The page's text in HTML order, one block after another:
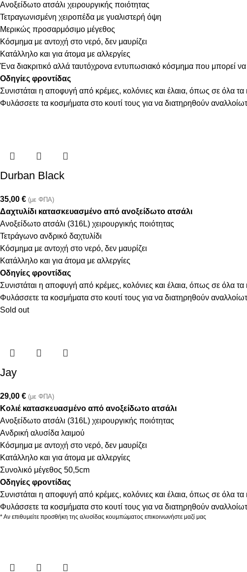
Ανοξείδωτο ατσάλι χειρουργικής ποιότητας
Τετραγωνισμένη χειροπέδα με γυαλιστερή όψη
Μερικώς προσαρμόσιμο μέγεθος
Κόσμημα με αντοχή στο νερό, δεν μαυρίζει
Κατάλληλο και για άτομα με αλλεργίες
Ένα διακριτικό αλλά ταυτόχρονα εντυπωσιακό κόσμημα που μπορεί να
Οδηγίες φροντίδας
Συνιστάται η αποφυγή από κρέμες, κολόνιες και έλαια, όπως σε όλα
Φυλάσσετε τα κοσμήματα στο κουτί τους για να διατηρηθούν
Durban Black
35,00 € (με ΦΠΑ)
Δαχτυλίδι κατασκευασμένο από ανοξείδωτο ατσάλι
Ανοξείδωτο ατσάλι (316L) χειρουργικής ποιότητας
Τετράγωνο ανδρικό δαχτυλίδι
Κόσμημα με αντοχή στο νερό, δεν μαυρίζει
Κατάλληλο και για άτομα με αλλεργίες
Οδηγίες φροντίδας
Συνιστάται η αποφυγή από κρέμες, κολόνιες και έλαια, όπως σε όλα
Φυλάσσετε τα κοσμήματα στο κουτί τους για να διατηρηθούν
Sold out
Jay
29,00 € (με ΦΠΑ)
Κολιέ κατασκευασμένο από ανοξείδωτο ατσάλι
Ανοξείδωτο ατσάλι (316L) χειρουργικής ποιότητας
Ανδρική αλυσίδα λαιμού
Κόσμημα με αντοχή στο νερό, δεν μαυρίζει
Κατάλληλο και για άτομα με αλλεργίες
Συνολικό μέγεθος 50,5cm
Οδηγίες φροντίδας
Συνιστάται η αποφυγή από κρέμες, κολόνιες και έλαια, όπως σε όλα
Φυλάσσετε τα κοσμήματα στο κουτί τους για να διατηρηθούν
* Αν επιθυμείτε προσθήκη της αλυσίδας κουμπώματος επικοινωνήστε μαζί μας